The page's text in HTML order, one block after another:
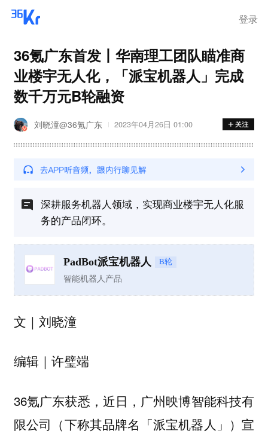
登录
36氪广东首发丨华南理工团队瞄准商
业楼宇无人化，「派宝机器人」完成
数千万元B轮融资
刘晓潼@36氪广东 2023年04月26日 01:00
深耕服务机器人领域，实现商业楼宇无人化服
务的产品闭环。
PadBot派宝机器人 B轮
智能机器人产品
文｜ 刘晓潼
编辑｜ 许璧端
36氪广东获悉，近日， 广州映博智能科技有
限公司（下称其品牌名「派宝机器人」）宣